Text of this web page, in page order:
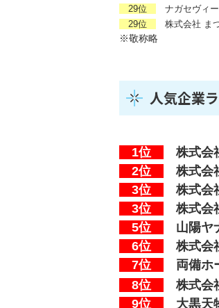
29位
ナガセヴィ
29位
株式会社 ま
※敬称略
人気企業
1位 株式会
2位
株式会
3位
株式会
3位
株式会
5位
山陽ヤ
6位
株式会
7位
両備ホ
8位
株式会
9位
大黒天